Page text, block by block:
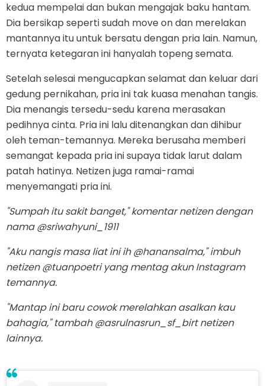
kedua mempelai dan bukan mengajak baku hantam.
Dia bersikap seperti sudah move on dan merelakan
mantannya itu untuk bersatu dengan pria lain. Namun,
ternyata ketegaran ini hanyalah topeng semata.
Setelah selesai mengucapkan selamat dan keluar dari
gedung pernikahan, pria ini tak kuasa menahan tangis.
Dia menangis tersedu-sedu karena merasakan
pedihnya cinta. Pria ini lalu ditenangkan dan dihibur
oleh teman-temannya. Mereka berusaha memberi
semangat kepada pria ini supaya tidak larut dalam
patah hatinya. Netizen juga ramai-ramai
menyemangati pria ini.
"Sumpah itu sakit banget," komentar netizen dengan
nama @sriwahyuni_1911
"Aku nangis masa liat ini ih @hanansalma," imbuh
netizen @tuanpoetri yang mentag akun Instagram
temannya.
"Mantap ini baru cowok merelahkan asalkan kau
bahagia," tambah @asrulnasrun_sf_birt netizen
lainnya.